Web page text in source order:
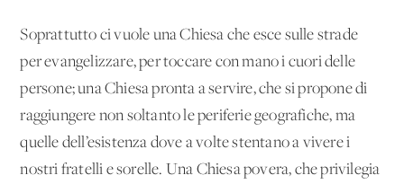
Soprattutto ci vuole una Chiesa che esce sulle strade
per evangelizzare, per toccare con mano i cuori delle
persone; una Chiesa pronta a servire, che si propone di
raggiungere non soltanto le periferie geografiche, ma
quelle dell’esistenza dove a volte stentano a vivere i
nostri fratelli e sorelle. Una Chiesa povera, che privilegia